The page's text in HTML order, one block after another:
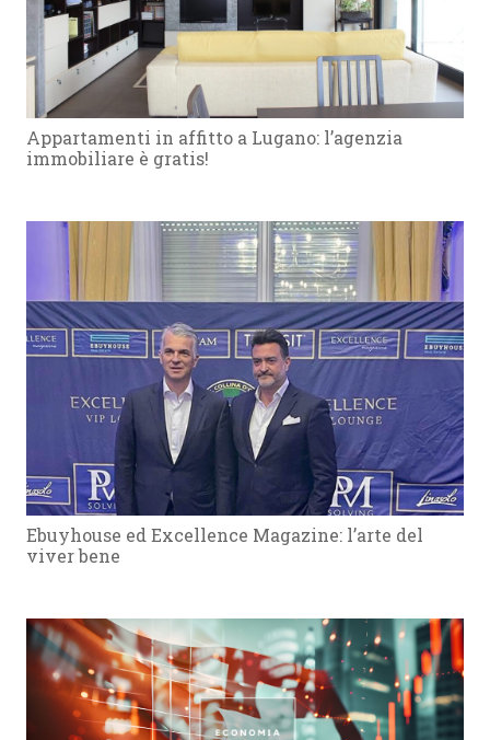
Appartamenti in affitto a Lugano: l’agenzia
immobiliare è gratis!
Ebuyhouse ed Excellence Magazine: l’arte del
viver bene